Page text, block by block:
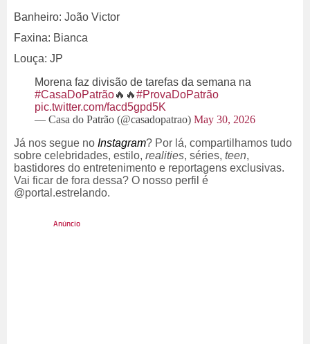
Banheiro: João Victor
Faxina: Bianca
Louça: JP
Morena faz divisão de tarefas da semana na
#CasaDoPatrão🔥🔥#ProvaDoPatrão
pic.twitter.com/facd5gpd5K
— Casa do Patrão (@casadopatrao) May 30, 2026
Já nos segue no Instagram? Por lá, compartilhamos tudo
sobre celebridades, estilo, realities, séries, teen,
bastidores do entretenimento e reportagens exclusivas.
Vai ficar de fora dessa? O nosso perfil é
@portal.estrelando.